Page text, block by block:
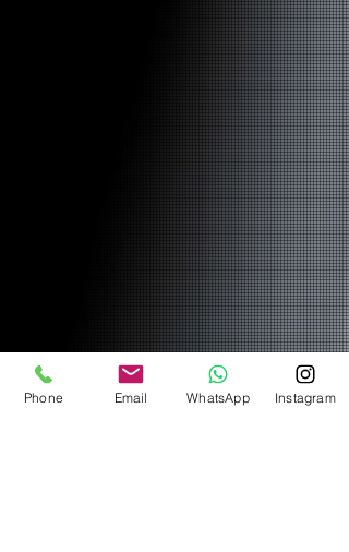
Phone Email WhatsApp Instagram